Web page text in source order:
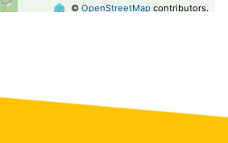
©OpenStreetMap contributors.